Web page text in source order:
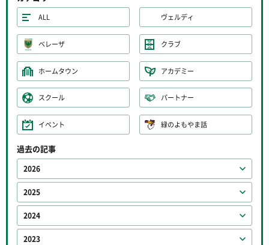
ALL ヴェルディ
ベレーザ クラブ
ホームタウン アカデミー
スクール パートナー
イベント 緑のよもやま話
過去の記事
2026
2025
2024
2023